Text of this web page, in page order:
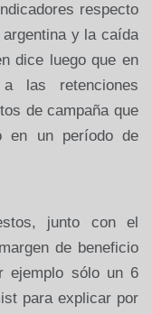
respecto
y la caída
dice luego que en
las retenciones
de campaña que
en un período de
junto con el
de beneficio
ejemplo sólo un 6
para explicar por